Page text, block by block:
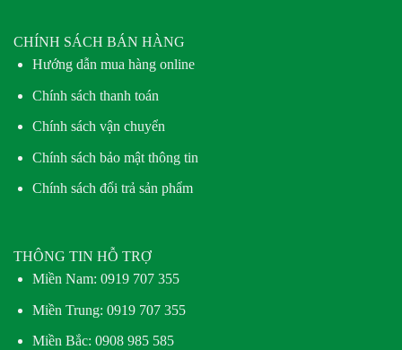
CHÍNH SÁCH BÁN HÀNG
Hướng dẫn mua hàng online
Chính sách thanh toán
Chính sách vận chuyển
Chính sách bảo mật thông tin
Chính sách đổi trả sản phẩm
THÔNG TIN HỖ TRỢ
Miền Nam: 0919 707 355
Miền Trung: 0919 707 355
Miền Bắc: 0908 985 585